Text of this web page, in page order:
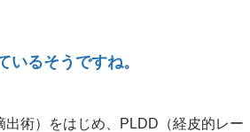
るそうですね。
術）をはじめ、PLDD（経皮的レー